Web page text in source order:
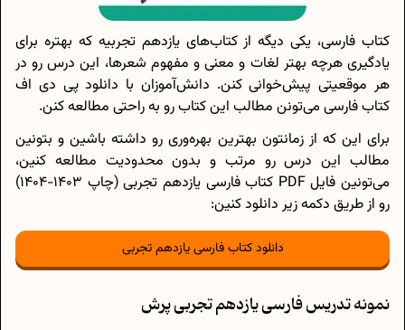
کتاب فارسی، یکی دیگه از کتا‌ب‌های یازدهم تجربیه که بهتره برای
یادگیری هرچه بهتر لغات و معنی و مفهوم شعرها، این درس رو در
هر موقعیتی پیش‌خوانی کنن. دانش‌آموزان با دانلود پی دی اف
کتاب فارسی می‌تونن مطالب این کتاب رو به راحتی مطالعه کنن.
برای این که از زمانتون بهترین بهره‌وری رو داشته باشین و بتونین
مطالب این درس رو مرتب و بدون محدودیت مطالعه کنین،
می‌تونین فایل PDF کتاب فارسی یازدهم تجربی (چاپ 1403-1404)
رو از طریق دکمه زیر دانلود کنین:
دانلود کتاب فارسی یازدهم تجربی
نمونه تدریس فارسی یازدهم تجربی پرش